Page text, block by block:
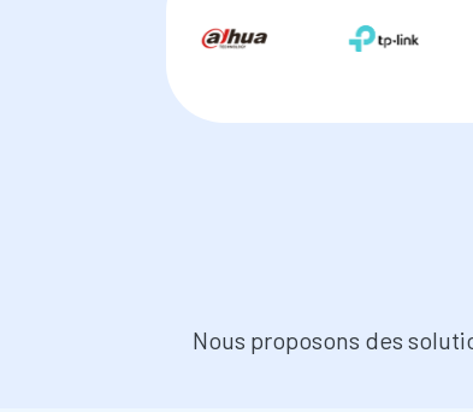
Nous proposons des